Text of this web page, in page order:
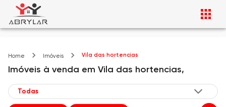
Home Imóveis Vila das hortencias
Imóveis à venda em Vila das hortencias,